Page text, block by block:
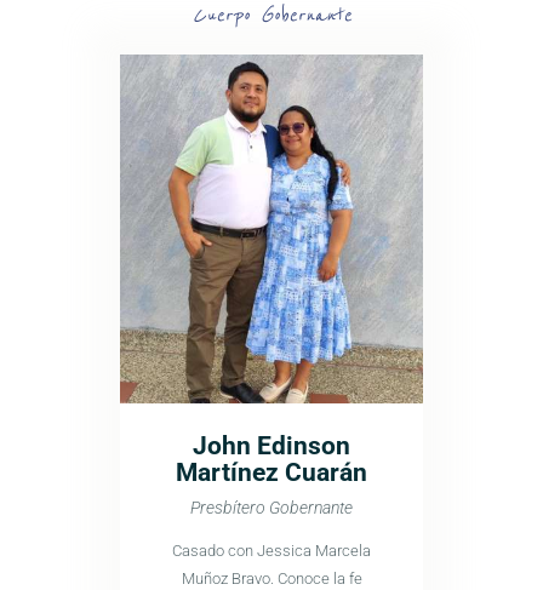
Cuerpo Gobernante
John Edinson
Martínez Cuarán
Presbítero Gobernante
Casado con Jessica Marcela
Muñoz Bravo. Conoce la fe